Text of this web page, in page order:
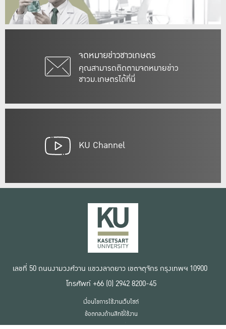
จดหมายข่าวชาวเกษตร
คุณสามารถติดตามจดหมายข่าว
ชาวม.เกษตรได้ที่นี่
KU Channel
เลขที่ 50 ถนนงามวงศ์วาน แขวงลาดยาว เขตจตุจักร กรุงเทพฯ 10900
โทรศัพท์ +66 (0) 2942 8200-45
เงื่อนไขการใช้งานเว็บไซต์
ข้อตกลงด้านสิทธิ์ใช้งาน
นโยบายความเป็นส่วนตัว